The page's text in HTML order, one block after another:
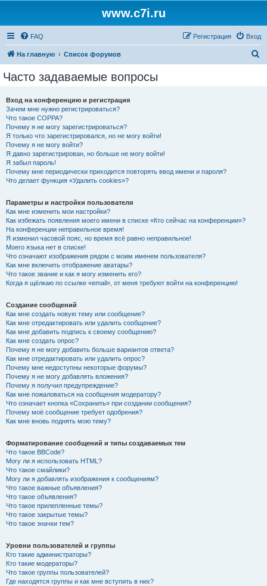
www.c7i.ru
FAQ Вход
Регистрация
На главную Список форумов
Часто задаваемые вопросы
Вход на конференцию и регистрация
Зачем мне нужно регистрироваться?
Что такое COPPA?
Почему я не могу зарегистрироваться?
Я только что зарегистрировался, но не могу войти!
Почему я не могу войти?
Я давно зарегистрирован, но больше не могу войти!
Я забыл пароль!
Почему мне периодически приходится повторять ввод имени и пароля?
Что делает функция «Удалить cookies»?
Параметры и настройки пользователя
Как мне изменить мои настройки?
Как избежать появления моего имени в списке «Кто сейчас на конференции»?
На конференции неправильное время!
Я изменил часовой пояс, но время всё равно неправильное!
Моего языка нет в списке!
Что означают изображения рядом с моим именем пользователя?
Как мне включить отображение аватары?
Что такое звание и как я могу изменить его?
Когда я щёлкаю по ссылке «email», от меня требуют войти на конференцию!
Создание сообщений
Как мне создать новую тему или сообщение?
Как мне отредактировать или удалить сообщение?
Как мне добавить подпись к своему сообщению?
Как мне создать опрос?
Почему я не могу добавить больше вариантов ответа?
Как мне отредактировать или удалить опрос?
Почему мне недоступны некоторые форумы?
Почему я не могу добавлять вложения?
Почему я получил предупреждение?
Как мне пожаловаться на сообщения модератору?
Что означает кнопка «Сохранить» при создании сообщения?
Почему моё сообщение требует одобрения?
Как мне вновь поднять мою тему?
Форматирование сообщений и типы создаваемых тем
Что такое BBCode?
Могу ли я использовать HTML?
Что такое смайлики?
Могу ли я добавлять изображения к сообщениям?
Что такое важные объявления?
Что такое объявления?
Что такое прилепленные темы?
Что такое закрытые темы?
Что такое значки тем?
Уровни пользователей и группы
Кто такие администраторы?
Кто такие модераторы?
Что такое группы пользователей?
Где находятся группы и как мне вступить в них?